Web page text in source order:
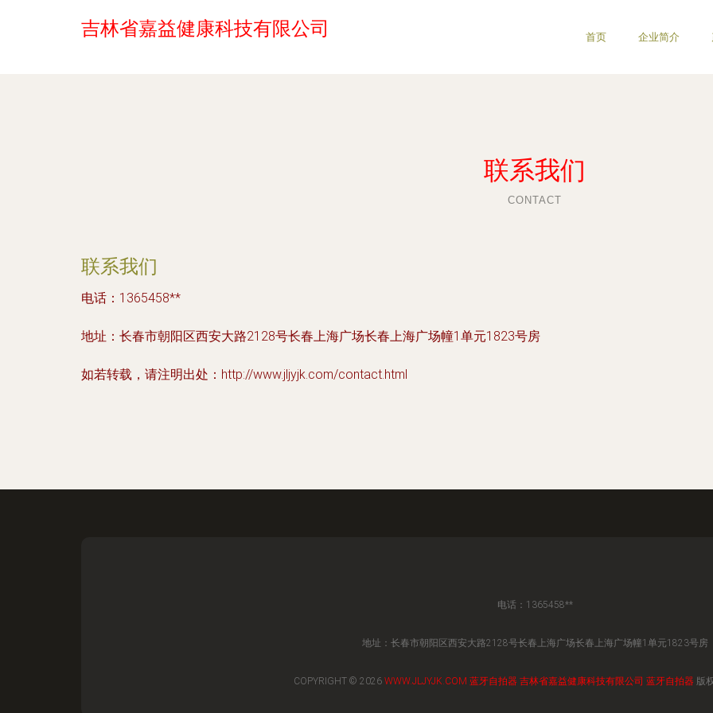
吉林省嘉益健康科技有限公司 首页 企业简介
联系我们
CONTACT
联系我们
电话：1365458**
地址：长春市朝阳区西安大路2128号长春上海广场长春上海广场幢1单元1823号房
如若转载，请注明出处：http://www.jljyjk.com/contact.html
电话：1365458**
地址：长春市朝阳区西安大路2128号长春上海广场长春上海广场幢1单元1823号房
COPYRIGHT © 2026 WWW.JLJYJK.COM 蓝牙自拍器 吉林省嘉益健康科技有限公司 蓝牙自拍器 版